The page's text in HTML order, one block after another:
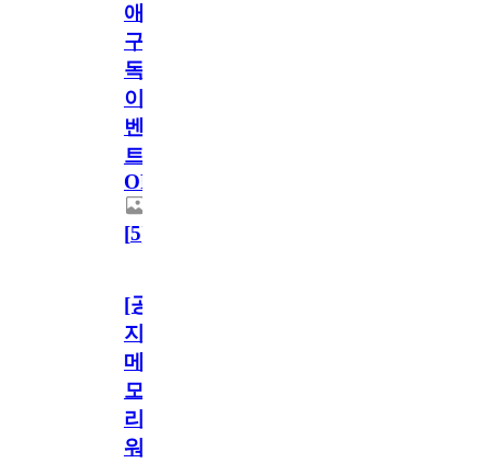
애
구
독
이
벤
트
OPEN!
[5]
[공
지]
메
모
리
워